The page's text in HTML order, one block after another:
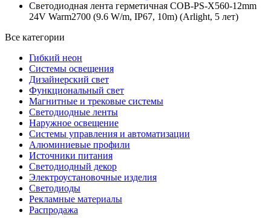
Светодиодная лента герметичная COB-PS-X560-12mm
24V Warm2700 (9.6 W/m, IP67, 10m) (Arlight, 5 лет)
Все категории
Гибкий неон
Системы освещения
Дизайнерский свет
Функциональный свет
Магнитные и трековые системы
Светодиодные ленты
Наружное освещение
Системы управления и автоматизации
Алюминиевые профили
Источники питания
Светодиодный декор
Электроустановочные изделия
Светодиоды
Рекламные материалы
Распродажа